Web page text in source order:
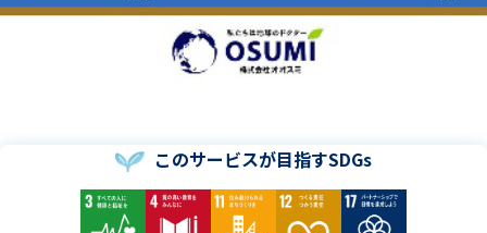
このサービスが目指すSDGs